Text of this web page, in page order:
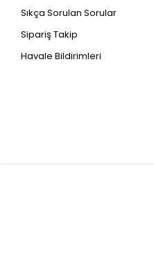
Sıkça Sorulan Sorular
Sipariş Takip
Havale Bildirimleri